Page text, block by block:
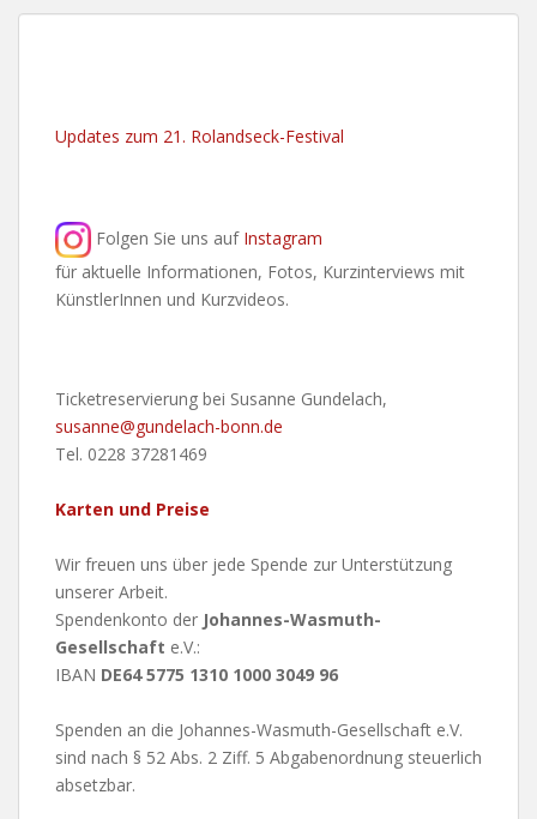
Updates zum 21. Rolandseck-Festival
Folgen Sie uns auf Instagram
für aktuelle Informationen, Fotos, Kurzinterviews mit
KünstlerInnen und Kurzvideos.
Ticketreservierung bei Susanne Gundelach,
susanne@gundelach-bonn.de
Tel. 0228 37281469
Karten und Preise
Wir freuen uns über jede Spende zur Unterstützung
unserer Arbeit.
Spendenkonto der Johannes-Wasmuth-
Gesellschaft e.V.:
IBAN DE64 5775 1310 1000 3049 96
Spenden an die Johannes-Wasmuth-Gesellschaft e.V.
sind nach § 52 Abs. 2 Ziff. 5 Abgabenordnung steuerlich
absetzbar.